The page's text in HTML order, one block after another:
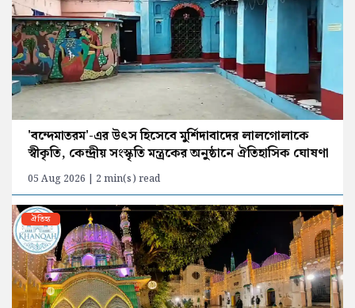
'বন্দেমাতরম'-এর উৎস হিসেবে মুর্শিদাবাদের লালগোলাকে
স্বীকৃতি, কেন্দ্রীয় সংস্কৃতি মন্ত্রকের অনুষ্ঠানে ঐতিহাসিক ঘোষণা
05 Aug 2026 | 2 min(s) read
ঐতিহ্য